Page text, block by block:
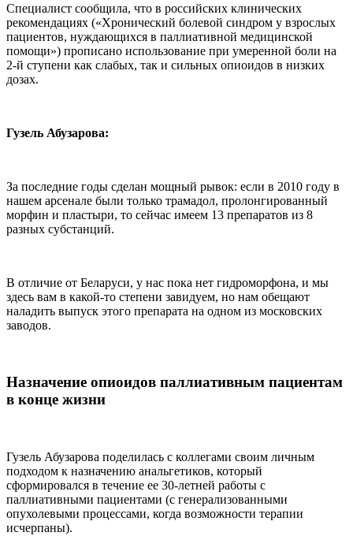
Специалист сообщила, что в российских клинических
рекомендациях («Хронический болевой синдром у взрослых
пациентов, нуждающихся в паллиативной медицинской
помощи») прописано использование при умеренной боли на
2-й ступени как слабых, так и сильных опиоидов в низких
дозах.
Гузель Абузарова:
За последние годы сделан мощный рывок: если в 2010 году в
нашем арсенале были только трамадол, пролонгированный
морфин и пластыри, то сейчас имеем 13 препаратов из 8
разных субстанций.
В отличие от Беларуси, у нас пока нет гидроморфона, и мы
здесь вам в какой-то степени завидуем, но нам обещают
наладить выпуск этого препарата на одном из московских
заводов.
Назначение опиоидов паллиативным пациентам
в конце жизни
Гузель Абузарова поделилась с коллегами своим личным
подходом к назначению анальгетиков, который
сформировался в течение ее 30-летней работы с
паллиативными пациентами (с генерализованными
опухолевыми процессами, когда возможности терапии
исчерпаны).